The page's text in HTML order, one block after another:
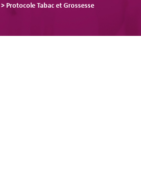
> Protocole Tabac et Grossesse